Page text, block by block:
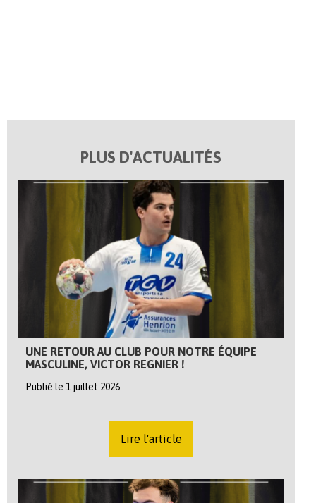
PLUS D'ACTUALITÉS
UNE RETOUR AU CLUB POUR NOTRE ÉQUIPE
MASCULINE, VICTOR REGNIER !
Publié le 1 juillet 2026
Lire l'article